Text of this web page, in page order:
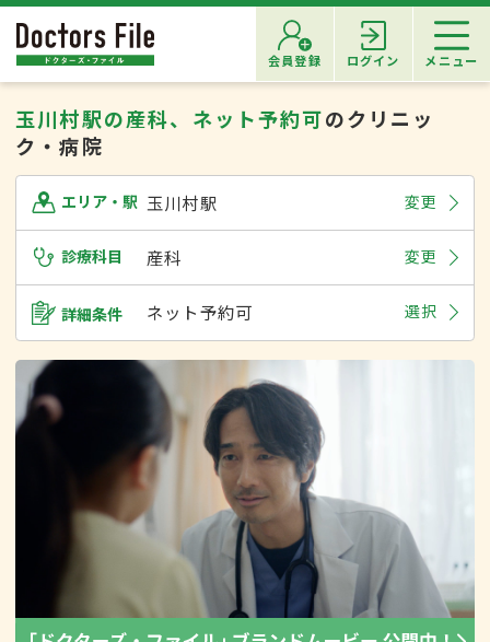
会員登録 ログイン メニュー
玉川村駅の産科、ネット予約可のクリニッ
ク・病院
エリア・駅 玉川村駅 変更
診療科目 産科 変更
詳細条件 ネット予約可 選択